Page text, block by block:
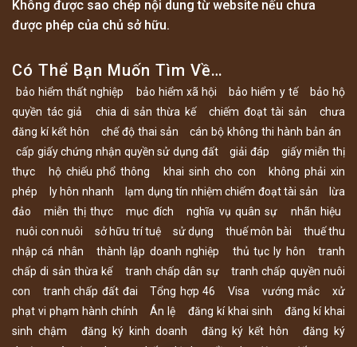
Không được sao chép nội dung từ website nếu chưa
được phép của chủ sở hữu.
Có Thể Bạn Muốn Tìm Về…
bảo hiểm thất nghiệp bảo hiểm xã hội bảo hiểm y tế
bảo hộ
quyền tác giả
chia di sản thừa kế chiếm đoạt tài sản
chưa
đăng kí kết hôn
chế độ thai sản
cán bộ không thi hành bản án
cấp giấy chứng nhận quyền sử dụng đất
giải đáp
giấy miễn thị
thực
hộ chiếu phổ thông khai sinh cho con
không phải xin
phép
ly hôn nhanh lạm dụng tín nhiệm chiếm đoạt tài sản
lừa
đảo
miễn thị thực mục đích nghĩa vụ quân sự
nhãn hiệu
nuôi con nuôi
sở hữu trí tuệ sử dụng thuế môn bài
thuế thu
nhập cá nhân
thành lập doanh nghiệp thủ tục ly hôn
tranh
chấp di sản thừa kế
tranh chấp dân sự
tranh chấp quyền nuôi
con
tranh chấp đất đai Tổng hợp 46 Visa vướng mắc
xử
phạt vi phạm hành chính
Án lệ đăng kí khai sinh
đăng kí khai
sinh chậm
đăng ký kinh doanh đăng ký kết hôn
đăng ký